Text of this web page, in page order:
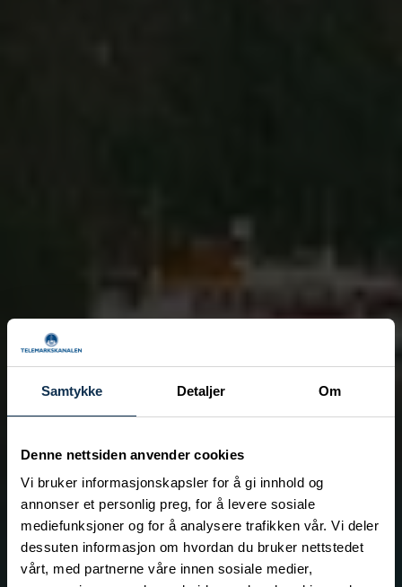
Samtykke Detaljer Om
Denne nettsiden anvender cookies
Vi bruker informasjonskapsler for å gi innhold og
annonser et personlig preg, for å levere sosiale
mediefunksjoner og for å analysere trafikken vår. Vi deler
dessuten informasjon om hvordan du bruker nettstedet
vårt, med partnerne våre innen sosiale medier,